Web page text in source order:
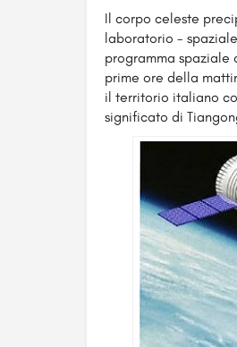
Il corpo celeste
laboratorio - spaziale
programma
prime ore della
il territorio italiano
significato di